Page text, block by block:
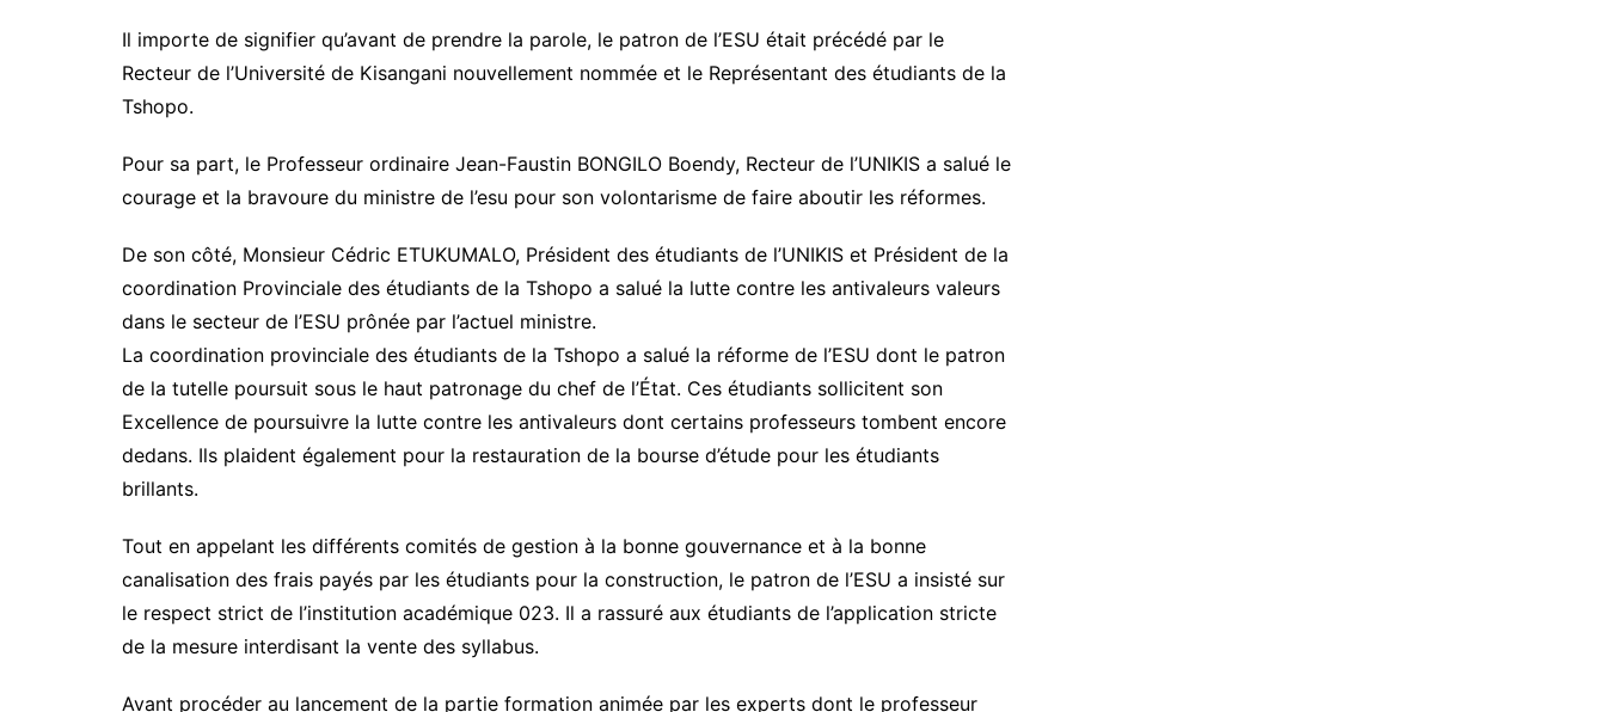
Il importe de signifier qu’avant de prendre la parole, le patron de l’ESU était précédé par le
Recteur de l’Université de Kisangani nouvellement nommée et le Représentant des étudiants de la
Tshopo.
Pour sa part, le Professeur ordinaire Jean-Faustin BONGILO Boendy, Recteur de l’UNIKIS a salué le
courage et la bravoure du ministre de l’esu pour son volontarisme de faire aboutir les réformes.
De son côté, Monsieur Cédric ETUKUMALO, Président des étudiants de l’UNIKIS et Président de la
coordination Provinciale des étudiants de la Tshopo a salué la lutte contre les antivaleurs valeurs
dans le secteur de l’ESU prônée par l’actuel ministre.
La coordination provinciale des étudiants de la Tshopo a salué la réforme de l’ESU dont le patron
de la tutelle poursuit sous le haut patronage du chef de l’État. Ces étudiants sollicitent son
Excellence de poursuivre la lutte contre les antivaleurs dont certains professeurs tombent encore
dedans. Ils plaident également pour la restauration de la bourse d’étude pour les étudiants
brillants.
Tout en appelant les différents comités de gestion à la bonne gouvernance et à la bonne
canalisation des frais payés par les étudiants pour la construction, le patron de l’ESU a insisté sur
le respect strict de l’institution académique 023. Il a rassuré aux étudiants de l’application stricte
de la mesure interdisant la vente des syllabus.
Avant procéder au lancement de la partie formation animée par les experts dont le professeur